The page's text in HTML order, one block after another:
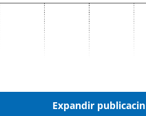
Expandir publicacin